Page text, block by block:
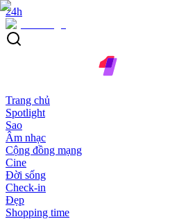
24h
Trang chủ
Spotlight
Sao
Âm nhạc
Cộng đồng mạng
Cine
Đời sống
Check-in
Đẹp
Shopping time